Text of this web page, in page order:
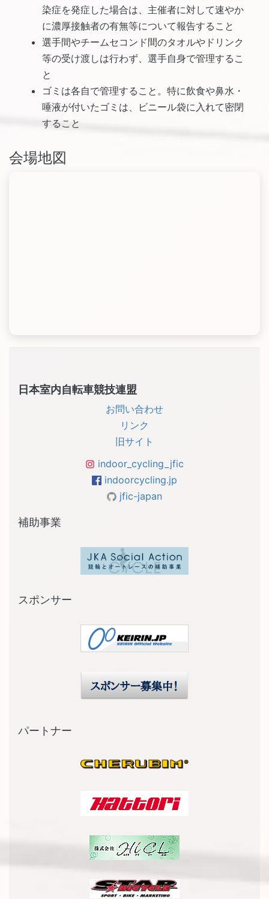
染症を発症した場合は、主催者に対して速やか
に濃厚接触者の有無等について報告すること
選手間やチームセコンド間のタオルやドリンク
等の受け渡しは行わず、選手自身で管理するこ
と
ゴミは各自で管理すること。特に飲食や鼻水・
唾液が付いたゴミは、ビニール袋に入れて密閉
すること
会場地図
日本室内自転車競技連盟
お問い合わせ
リンク
旧サイト
indoor_cycling_jfic
indoorcycling.jp
jfic-japan
補助事業
スポンサー
パートナー